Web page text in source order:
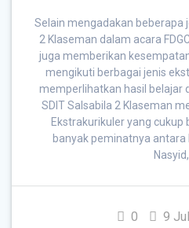
Selain mengadakan beberapa
2 Klaseman dalam acara
juga memberikan
mengikuti berbagai jenis
memperlihatkan hasil belajar
SDIT Salsabila 2 Klaseman
Ekstrakurikuler yang cukup
banyak peminatnya antara
Nasyid,
0 9